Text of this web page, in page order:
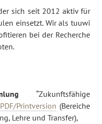
sich seit 2012 aktiv für
einsetzt. Wir als tuuwi
bei der Recherche
“Zukunftsfähige
PDF/Printversion (Bereiche
Lehre und Transfer),